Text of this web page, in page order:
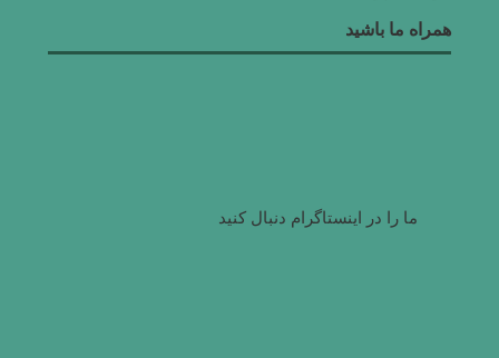
همراه ما باشید
ما را در اینستاگرام دنبال کنید